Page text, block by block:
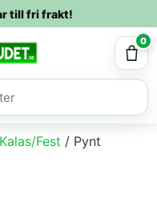
till fri frakt!
0
Kalas/Fest / Pynt